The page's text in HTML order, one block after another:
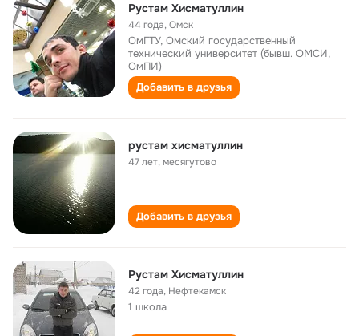
Рустам Хисматуллин
44 года,Омск
ОмГТУ, Омский государственный
технический университет (бывш. ОМСИ,
ОмПИ)
Добавить в друзья
рустам хисматуллин
47 лет,месягутово
Добавить в друзья
Рустам Хисматуллин
42 года, Нефтекамск
1 школа